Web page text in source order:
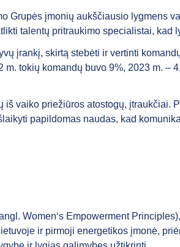
Grupės įmonių aukščiausio lygmens
talentų pritraukimo specialistai, kad
įrankį, skirtą stebėti ir vertinti
tokių komandų buvo 9%, 2023 m. –
vaiko priežiūros atostogų, įtraukčiai.
papildomas naudas, kad
Women‘s Empowerment
ir pirmoji energetikos įmonė,